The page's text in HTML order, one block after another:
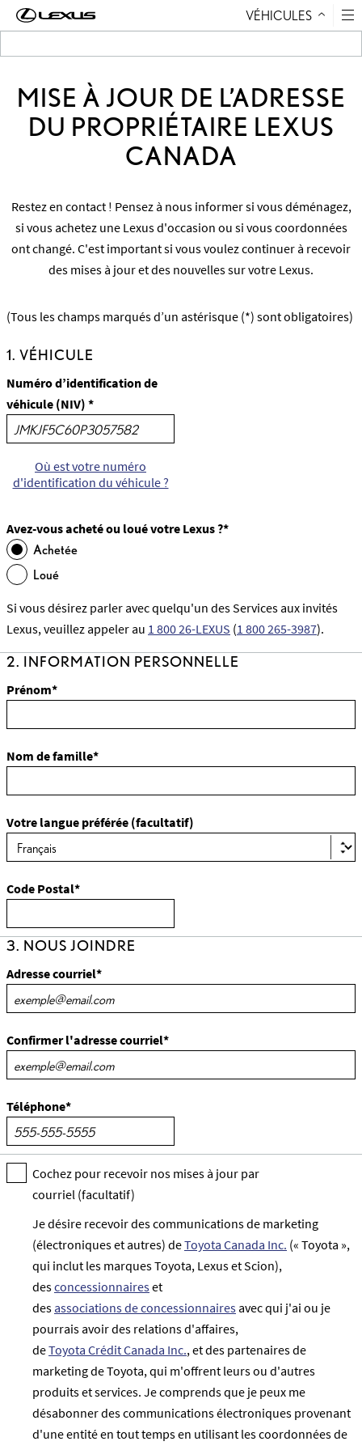
VÉHICULES
MISE À JOUR DE L’ADRESSE
DU PROPRIÉTAIRE LEXUS
CANADA
Restez en contact ! Pensez à nous informer si vous déménagez,
si vous achetez une Lexus d'occasion ou si vous coordonnées
ont changé. C'est important si vous voulez continuer à recevoir
des mises à jour et des nouvelles sur votre Lexus.
(Tous les champs marqués d’un astérisque (*) sont obligatoires)
1. VÉHICULE
Numéro d’identification de
véhicule (NIV) *
Où est votre numéro
d'identification du véhicule ?
Avez-vous acheté ou loué votre Lexus ?*
Achetée
Loué
Si vous désirez parler avec quelqu'un des Services aux invités
Lexus, veuillez appeler au 1 800 26-LEXUS (1 800 265-3987).
2. INFORMATION PERSONNELLE
Prénom*
Nom de famille*
Votre langue préférée (facultatif)
Code Postal*
3. NOUS JOINDRE
Adresse courriel*
Confirmer l'adresse courriel*
Téléphone*
Cochez pour recevoir nos mises à jour par
courriel (facultatif)
Je désire recevoir des communications de marketing
(électroniques et autres) deToyota Canada Inc. (« Toyota »,
qui inclut les marques Toyota, Lexus et Scion),
desconcessionnaireset
des associations de concessionnaires avec qui j'ai ou je
pourrais avoir des relations d'affaires,
deToyota Crédit Canada Inc., et des partenaires de
marketing de Toyota, qui m'offrent leurs ou d'autres
produits et services. Je comprends que je peux me
désabonner des communications électroniques provenant
d'une entité en tout temps en utilisant les coordonnées de